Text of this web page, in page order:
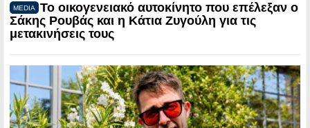
MEDIA
Το οικογενειακό αυτοκίνητο που επέλεξαν ο
Σάκης Ρουβάς και η Κάτια Ζυγούλη για τις
μετακινήσεις τους